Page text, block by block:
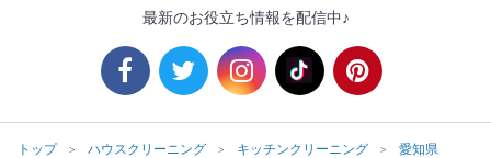
最新のお役立ち情報を配信中♪
トップ ハウスクリーニング キッチンクリーニング
愛知県